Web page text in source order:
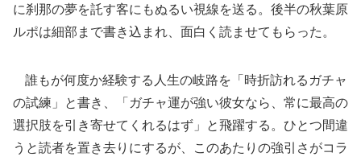
に刹那の夢を託す客にもぬるい視線を送る。後半の秋葉原
ルポは細部まで書き込まれ、面白く読ませてもらった。
誰もが何度か経験する人生の岐路を「時折訪れるガチャ
の試練」と書き、「ガチャ運が強い彼女なら、常に最高の
選択肢を引き寄せてくれるはず」と飛躍する。ひとつ間違
うと読者を置き去りにするが、このあたりの強引さがコラ